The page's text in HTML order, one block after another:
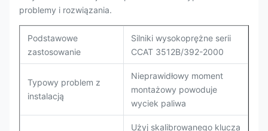
problemy i rozwiązania.
Podstawowe
zastosowanie
Silniki wysokoprężne serii
CCAT 3512B/392-2000
Typowy problem z
instalacją
Nieprawidłowy moment
montażowy powoduje
wyciek paliwa
Użyj skalibrowanego klucza